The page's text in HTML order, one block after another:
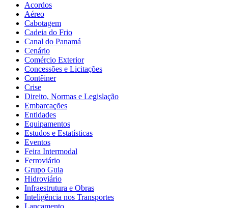
Acordos
Aéreo
Cabotagem
Cadeia do Frio
Canal do Panamá
Cenário
Comércio Exterior
Concessões e Licitações
Contêiner
Crise
Direito, Normas e Legislação
Embarcações
Entidades
Equipamentos
Estudos e Estatísticas
Eventos
Feira Intermodal
Ferroviário
Grupo Guia
Hidroviário
Infraestrutura e Obras
Inteligência nos Transportes
Lançamento